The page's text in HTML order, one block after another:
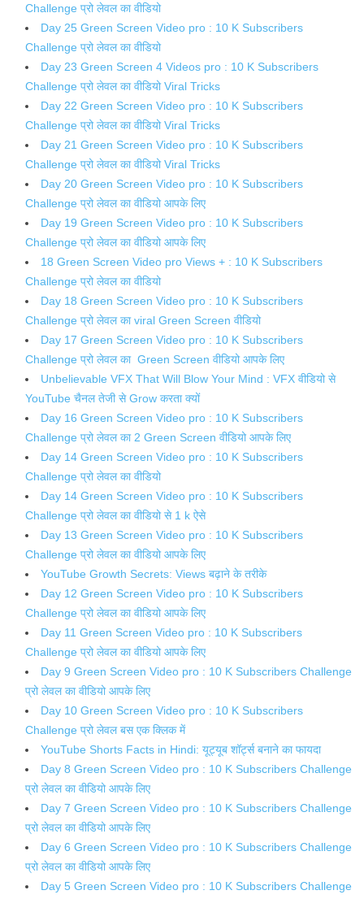
Challenge प्रो लेवल का वीडियो
Day 25 Green Screen Video pro : 10 K Subscribers
Challenge प्रो लेवल का वीडियो
Day 23 Green Screen 4 Videos pro : 10 K Subscribers
Challenge प्रो लेवल का वीडियो Viral Tricks
Day 22 Green Screen Video pro : 10 K Subscribers
Challenge प्रो लेवल का वीडियो Viral Tricks
Day 21 Green Screen Video pro : 10 K Subscribers
Challenge प्रो लेवल का वीडियो Viral Tricks
Day 20 Green Screen Video pro : 10 K Subscribers
Challenge प्रो लेवल का वीडियो आपके लिए
Day 19 Green Screen Video pro : 10 K Subscribers
Challenge प्रो लेवल का वीडियो आपके लिए
18 Green Screen Video pro Views + : 10 K Subscribers
Challenge प्रो लेवल का वीडियो
Day 18 Green Screen Video pro : 10 K Subscribers
Challenge प्रो लेवल का viral Green Screen वीडियो
Day 17 Green Screen Video pro : 10 K Subscribers
Challenge प्रो लेवल का Green Screen वीडियो आपके लिए
Unbelievable VFX That Will Blow Your Mind : VFX वीडियो से
YouTube चैनल तेजी से Grow करता क्यों
Day 16 Green Screen Video pro : 10 K Subscribers
Challenge प्रो लेवल का 2 Green Screen वीडियो आपके लिए
Day 14 Green Screen Video pro : 10 K Subscribers
Challenge प्रो लेवल का वीडियो
Day 14 Green Screen Video pro : 10 K Subscribers
Challenge प्रो लेवल का वीडियो से 1 k ऐसे
Day 13 Green Screen Video pro : 10 K Subscribers
Challenge प्रो लेवल का वीडियो आपके लिए
YouTube Growth Secrets: Views बढ़ाने के तरीके
Day 12 Green Screen Video pro : 10 K Subscribers
Challenge प्रो लेवल का वीडियो आपके लिए
Day 11 Green Screen Video pro : 10 K Subscribers
Challenge प्रो लेवल का वीडियो आपके लिए
Day 9 Green Screen Video pro : 10 K Subscribers Challenge
प्रो लेवल का वीडियो आपके लिए
Day 10 Green Screen Video pro : 10 K Subscribers
Challenge प्रो लेवल बस एक क्लिक में
YouTube Shorts Facts in Hindi: यूट्यूब शॉर्ट्स बनाने का फायदा
Day 8 Green Screen Video pro : 10 K Subscribers Challenge
प्रो लेवल का वीडियो आपके लिए
Day 7 Green Screen Video pro : 10 K Subscribers Challenge
प्रो लेवल का वीडियो आपके लिए
Day 6 Green Screen Video pro : 10 K Subscribers Challenge
प्रो लेवल का वीडियो आपके लिए
Day 5 Green Screen Video pro : 10 K Subscribers Challenge